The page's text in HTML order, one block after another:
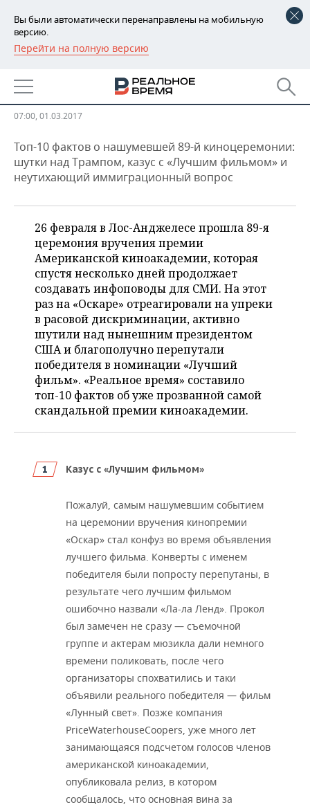
Вы были автоматически перенаправлены на мобильную
версию.
Перейти на полную версию
РЕГИОНЫ
БАШКОРТОСТАН
ТАТАРСТАН
УДМУРТИЯ
НОВОСТИ
АНАЛИТИКА
НОВОСТИ АНАЛИТИКИ
ДЕКЛАРАЦИИ О ДОХОДАХ
КОРОЛИ ГОСЗАКАЗА ПФО
ВУЗЫ ТАТАРСТАНА
КОМУ ПРИНАДЛЕЖАТ
ТОРГОВЫЕ ЦЕНТРЫ
ТАТАРСТАНА
ЭКОНОМИКА
НОВОСТИ ЭКОНОМИКИ
ФИНАНСЫ
БАНКИ
БЮДЖЕТ
ИНВЕСТИЦИИ
ПРОМЫШЛЕННОСТЬ
НОВОСТИ
АГРОПРОМ
МАШИНОСТРОЕНИЕ
НЕФТЕХИМИЯ
НЕФТЬ
ОПК
ЭНЕРГЕТИКА
НЕДВИЖИМОСТЬ
НОВОСТИ НЕДВИЖИМОСТИ
АВТО
НОВОСТИ АВТО
БИЗНЕС
НОВОСТИ БИЗНЕСА
РОЗНИЧНАЯ ТОРГОВЛЯ
ТРАНСПОРТ
УСЛУГИ
ТЕХНОЛОГИИ
НОВОСТИ ТЕХНОЛОГИЙ
МЕДИА
ТЕЛЕКОММУНИКАЦИИ
МЕРОПРИЯТИЯ
НОВОСТИ МЕРОПРИЯТИЙ
ВЫЕЗДНАЯ РЕДАКЦИЯ
БИЗНЕС-БРАНЧИ
ONLINE-КОНФЕРЕНЦИИ
СПОРТ
НОВОСТИ СПОРТА
ФУТБОЛ
ХОККЕЙ
ВОЛЕЙБОЛ
КИБЕРСПОРТ
ФИГУРНОЕ КАТАНИЕ
ВОДНЫЕ ВИДЫ СПОРТА
ОБЩЕСТВО
НОВОСТИ ОБЩЕСТВА
ВЛАСТЬ
ИСТОРИЯ
КУЛЬТУРА
МЕДИЦИНА
ОБРАЗОВАНИЕ
ФОТОГАЛЕРЕЯ
СЮЖЕТЫ
СПИСОК ПЕРСОН
СПИСОК КОМПАНИЙ
ПОЛНАЯ ВЕРСИЯ
на вручении «Оскара»?
07:00, 01.03.2017
Топ-10 фактов о нашумевшей 89-й киноцеремонии:
шутки над Трампом, казус с «Лучшим фильмом» и
неутихающий иммиграционный вопрос
26 февраля в Лос-Анджелесе прошла 89-я
церемония вручения премии
Американской киноакадемии, которая
спустя несколько дней продолжает
создавать инфоповоды для СМИ. На этот
раз на «Оскаре» отреагировали на упреки
в расовой дискриминации, активно
шутили над нынешним президентом
США и благополучно перепутали
победителя в номинации «Лучший
фильм». «Реальное время» составило
топ-10 фактов об уже прозванной самой
скандальной премии киноакадемии.
Казус с «Лучшим фильмом»
Пожалуй, самым нашумевшим событием
на церемонии вручения кинопремии
«Оскар» стал конфуз во время объявления
лучшего фильма. Конверты с именем
победителя были попросту перепутаны, в
результате чего лучшим фильмом
ошибочно назвали «Ла-ла Ленд». Прокол
был замечен не сразу — съемочной
группе и актерам мюзикла дали немного
времени поликовать, после чего
организаторы спохватились и таки
объявили реального победителя — фильм
«Лунный свет». Позже компания
PriceWaterhouseCoopers, уже много лет
занимающаяся подсчетом голосов членов
американской киноакадемии,
опубликовала релиз, в котором
сообщалось, что основная вина за